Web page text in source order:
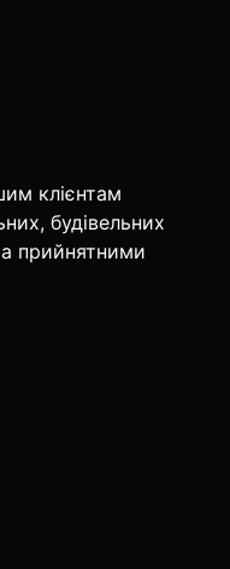
клієнтам
будівельних
прийнятними